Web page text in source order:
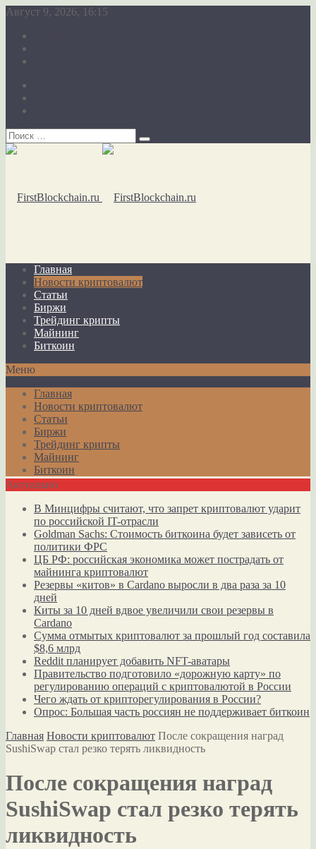
Август 9, 2026, 16:15
Главная
Новости криптовалют
Статьи
Биржи
Трейдинг крипты
Майнинг
Биткоин
Меню
Главная
Новости криптовалют
Статьи
Биржи
Трейдинг крипты
Майнинг
Биткоин
Актуально
В Минцифры считают, что запрет криптовалют ударит
по российской IT-отрасли
Goldman Sachs: Стоимость биткоина будет зависеть от
политики ФРС
ЦБ РФ: российская экономика может пострадать от
майнинга криптовалют
Резервы «китов» в Cardano выросли в два раза за 10
дней
Киты за 10 дней вдвое увеличили свои резервы в
Cardano
Сумма отмытых криптовалют за прошлый год составила
$8,6 млрд
Reddit планирует добавить NFT-аватары
Правительство подготовило «дорожную карту» по
регулированию операций с криптовалютой в России
Чего ждать от крипторегулирования в России?
Опрос: Большая часть россиян не поддерживает биткоин
Главная Новости криптовалют После сокращения наград
SushiSwap стал резко терять ликвидность
После сокращения наград
SushiSwap стал резко терять
ликвидность